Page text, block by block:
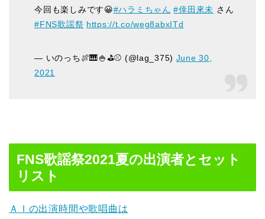
今回も楽しみです😀#ハラミちゃん #倖田來未 さん
#FNS歌謡祭 https://t.co/weg8abxITd
— いのっち🍖🎹🍚⛳⚾ (@lag_375) June 30,
2021
FNS歌謡祭2021夏の出演者とセット
リスト
ＡＩの出演時間や歌唱曲は